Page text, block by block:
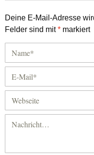
Deine E-Mail-Adresse
Felder sind mit* markiert